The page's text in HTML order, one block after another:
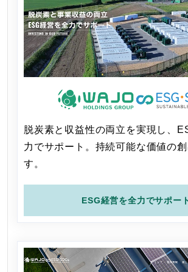
脱炭素と収益性の両立を実現し、
力でサポート。持続可能な価値の
す。
ESG経営を全力でサポー